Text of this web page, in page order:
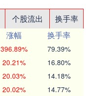
个股流出
换手率
涨幅
换手率
396.89% 79.39%
20.21% 16.80%
20.03% 14.18%
20.02% 14.77%